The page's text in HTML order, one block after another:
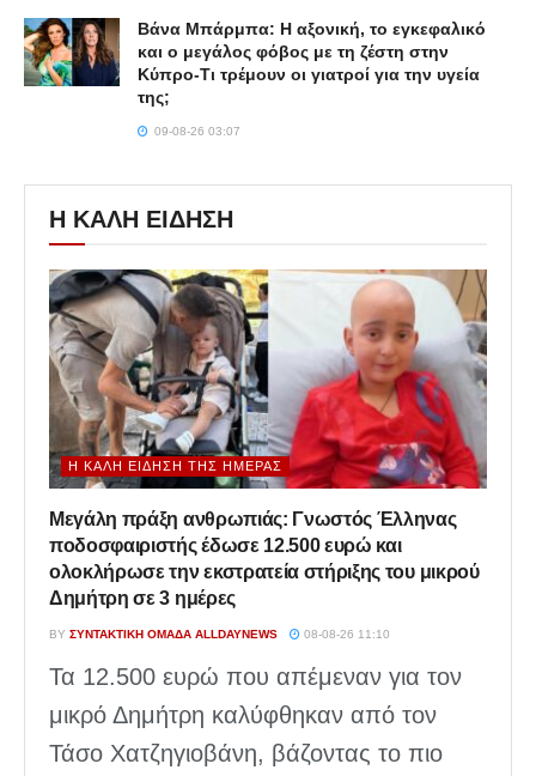
Βάνα Μπάρμπα: Η αξονική, το εγκεφαλικό
και ο μεγάλος φόβος με τη ζέστη στην
Κύπρο-Τι τρέμουν οι γιατροί για την υγεία
της;
09-08-26 03:07
Η ΚΑΛΗ ΕΙΔΗΣΗ
Η ΚΑΛΉ ΕΊΔΗΣΗ ΤΗΣ ΗΜΈΡΑΣ
Μεγάλη πράξη ανθρωπιάς: Γνωστός Έλληνας
ποδοσφαιριστής έδωσε 12.500 ευρώ και
ολοκλήρωσε την εκστρατεία στήριξης του μικρού
Δημήτρη σε 3 ημέρες
BY ΣΥΝΤΑΚΤΙΚΉ ΟΜΆΔΑ ALLDAYNEWS 08-08-26 11:10
Τα 12.500 ευρώ που απέμεναν για τον
μικρό Δημήτρη καλύφθηκαν από τον
Τάσο Χατζηγιοβάνη, βάζοντας το πιο